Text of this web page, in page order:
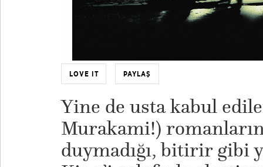
LOVE IT PAYLAŞ
Yine de usta kabul
Murakami!)
duymadığı, bitirir gibi